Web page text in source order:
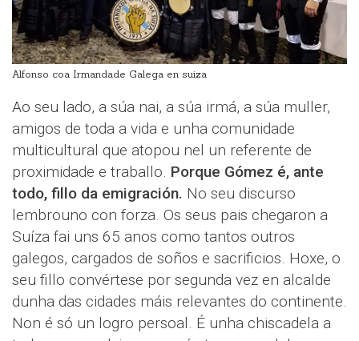
Alfonso coa Irmandade Galega en suiza
Ao seu lado, a súa nai, a súa irmá, a súa muller,
amigos de toda a vida e unha comunidade
multicultural que atopou nel un referente de
proximidade e traballo. Porque Gómez é, ante
todo, fillo da emigración. No seu discurso
lembrouno con forza. Os seus pais chegaron a
Suíza fai uns 65 anos como tantos outros
galegos, cargados de soños e sacrificios. Hoxe, o
seu fillo convértese por segunda vez en alcalde
dunha das cidades máis relevantes do continente.
Non é só un logro persoal. É unha chiscadela a